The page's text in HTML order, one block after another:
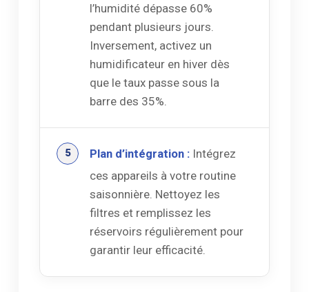
l’humidité dépasse 60%
pendant plusieurs jours.
Inversement, activez un
humidificateur en hiver dès
que le taux passe sous la
barre des 35%.
Plan d’intégration : Intégrez
ces appareils à votre routine
saisonnière. Nettoyez les
filtres et remplissez les
réservoirs régulièrement pour
garantir leur efficacité.